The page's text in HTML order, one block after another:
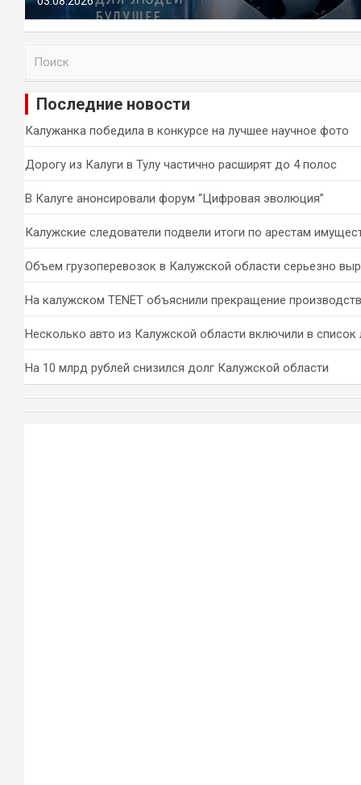
и
Последние новости
Калужанка победила в конкурсе на лучшее научное фото
Дорогу из Калуги в Тулу частично расширят до 4 полос
В Калуге анонсировали форум “Цифровая эволюция”
Калужские следователи подвели итоги по арестам
Объем грузоперевозок в Калужской области серьезно
На калужском TENET объяснили прекращение
Несколько авто из Калужской области включили в список
На 10 млрд рублей снизился долг Калужской области